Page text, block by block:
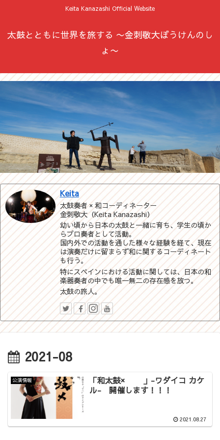
Keita Kanazashi Official Website
太鼓とともに世界を旅する 〜金刺敬大ぼうけんのし
ょ〜
Keita
太鼓奏者 × 和コーディネーター
金刺敬大（Keita Kanazashi）
幼い頃から日本の太鼓と一緒に育ち、学生の頃か
らプロ奏者として活動。
国内外での活動を通した様々な経験を経て、現在
は演奏だけに留まらず和に関するコーディネート
も行う。
特にスペインにおける活動に関しては、日本の和
楽器奏者の中でも唯一無二の存在感を放つ。
太鼓の旅人。
2021-08
公演情報
「和太鼓× 」-ワダイコ カケ
ル- 開催します！！！
2021.08.27